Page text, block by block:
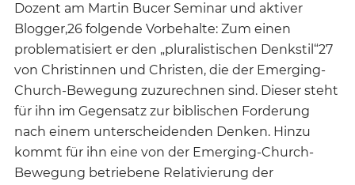
Dozent am Martin Bucer Seminar und aktiver
Blogger,26 folgende Vorbehalte: Zum einen
problematisiert er den „pluralistischen Denkstil“27
von Christinnen und Christen, die der Emerging-
Church-Bewegung zuzurechnen sind. Dieser steht
für ihn im Gegensatz zur biblischen Forderung
nach einem unterscheidenden Denken. Hinzu
kommt für ihn eine von der Emerging-Church-
Bewegung betriebene Relativierung der